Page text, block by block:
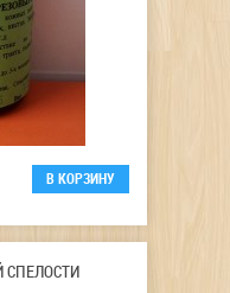
СПЕЛОСТИ